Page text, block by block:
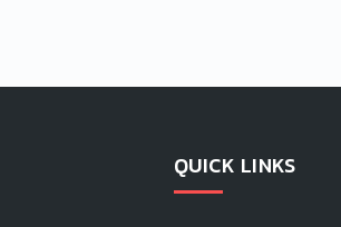
QUICK LINKS